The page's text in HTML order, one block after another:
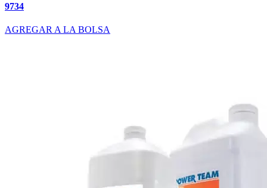
9734
AGREGAR A LA BOLSA